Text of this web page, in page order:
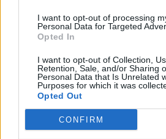
I want to opt-out of processing
Personal Data for Targeted
Opted In
I want to opt-out of Collection,
Retention, Sale, and/or Sharing
Personal Data that Is Unrelated
Purposes for which it was
Opted Out
CONFIRM
E ardhmja e Kombëtares
shqiptare, firmos si
profesionist me gjigantët
e Premier Ligë: “Djall” i
goditjeve të dënimit